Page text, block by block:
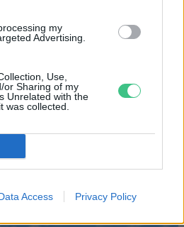
my
Advertising.
Use,
or Sharing of my
Unrelated with the
was collected.
Access Privacy Policy
a tét
az EU